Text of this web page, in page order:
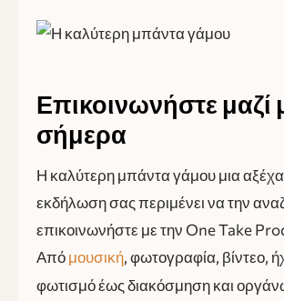
Επικοινωνήστε μαζί
σήμερα
Η καλύτερη μπάντα γάμου μια
εκδήλωση σας περιμένει να την
επικοινωνήστε με την One Take
Από μουσική, φωτογραφία, βίντεο,
φωτισμό έως διακόσμηση και